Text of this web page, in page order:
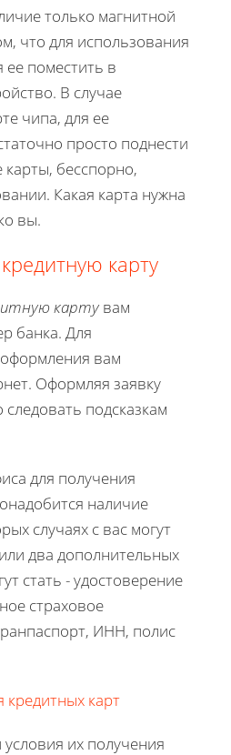
только магнитной
что для использования
ее поместить в
В случае
чипа, для ее
просто поднести
карты, бесспорно,
Какая карта нужна
вы.
карту
картувам
банка. Для
вам
Оформляя заявку
подсказкам
для получения
наличие
случаях с вас могут
два дополнительных
стать - удостоверение
страховое
ИНН, полис
кредитных карт
их получения